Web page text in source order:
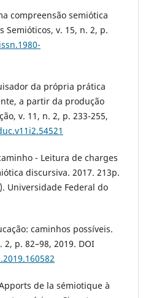
compreensão semiótica
Semióticos, v. 15, n. 2, p.
da própria prática
a partir da produção
v. 11, n. 2, p. 233-255,
- Leitura de charges
discursiva. 2017. 213p.
Universidade Federal do
caminhos possíveis.
2, p. 82–98, 2019. DOI
de la sémiotique à